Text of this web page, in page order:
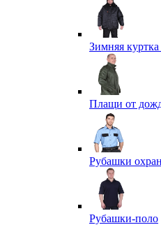
Зимняя
Плащи от
Рубашки
Рубашки-поло